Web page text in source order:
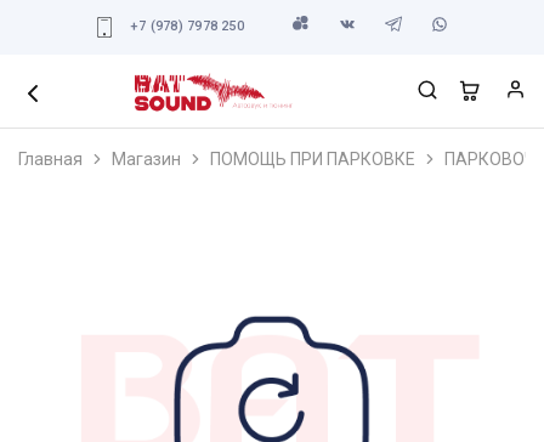
+7 (978) 7978 250
Главная Магазин ПОМОЩЬ ПРИ ПАРКОВКЕ